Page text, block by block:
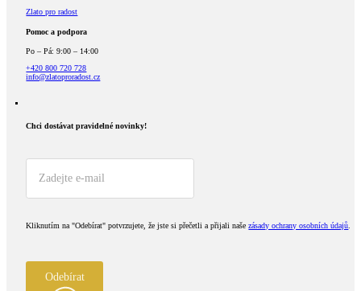
Zlato pro radost
Pomoc a podpora
Po – Pá: 9:00 – 14:00
+420 800 720 728
info@zlatoproradost.cz
Chci dostávat pravidelné novinky!​
Kliknutím na "Odebírat" potvrzujete, že jste si přečetli a přijali našezásady ochrany osobních údajů
Odebírat